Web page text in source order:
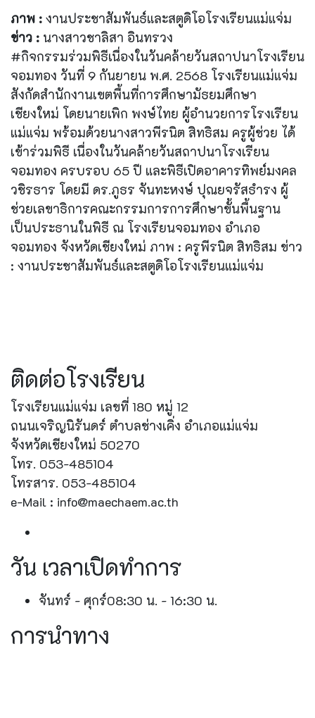
ภาพ : งานประชาสัมพันธ์และสตูดิโอโรงเรียนแม่แจ่ม
ข่าว : นางสาวชาลิสา อินทรวง
#กิจกรรมร่วมพิธีเนื่องในวันคล้ายวันสถาปนาโรงเรียน
จอมทอง วันที่ 9 กันยายน พ.ศ. 2568 โรงเรียนแม่แจ่ม
สังกัดสำนักงานเขตพื้นที่การศึกษามัธยมศึกษา
เชียงใหม่ โดยนายเพิก พงษ์ไทย ผู้อำนวยการโรงเรียน
แม่แจ่ม พร้อมด้วยนางสาวพีรนิต สิทธิสม ครูผู้ช่วย ได้
เข้าร่วมพิธี เนื่องในวันคล้ายวันสถาปนาโรงเรียน
จอมทอง ครบรอบ 65 ปี และพิธีเปิดอาคารทิพย์มงคล
วชิรธาร โดยมี ดร.ภูธร จันทะหงษ์ ปุณยจรัสธํารง ผู้
ช่วยเลขาธิการคณะกรรมการการศึกษาขั้นพื้นฐาน
เป็นประธานในพิธี ณ โรงเรียนจอมทอง อำเภอ
จอมทอง จังหวัดเชียงใหม่ ภาพ : ครูพีรนิต สิทธิสม ข่าว
: งานประชาสัมพันธ์และสตูดิโอโรงเรียนแม่แจ่ม
ติดต่อโรงเรียน
โรงเรียนแม่แจ่ม เลขที่ 180 หมู่ 12
ถนนเจริญนิรันดร์ ตำบลช่างเคิ่ง อำเภอแม่แจ่ม
จังหวัดเชียงใหม่ 50270
โทร. 053-485104
โทรสาร. 053-485104
e-Mail : info@maechaem.ac.th
วัน เวลาเปิดทำการ
จันทร์ - ศุกร์08:30 น. - 16:30 น.
การนำทาง